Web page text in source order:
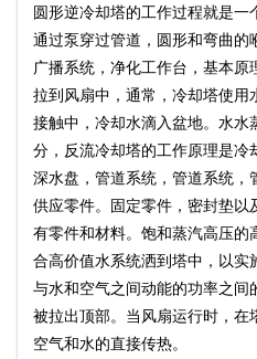
圆形逆冷却塔的工作过程就是一
通过泵穿过管道，圆形和弯曲的
广播系统，净化工作台，基本
拉到风扇中，通常，冷却塔使用
接触中，冷却水滴入盆地。水水
分，反流冷却塔的工作原理是冷
深水盘，管道系统，管道系统，
供应零件。固定零件，密封垫以
有零件和材料。饱和蒸汽高压的
合高价值水系统洒到塔中，以实
与水和空气之间动能的功率之间
被拉出顶部。当风扇运行时，在
空气和水的直接传热。